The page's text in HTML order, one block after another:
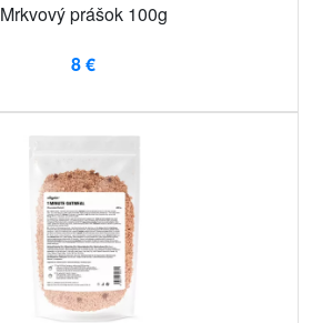
Mrkvový prášok 100g
8 €